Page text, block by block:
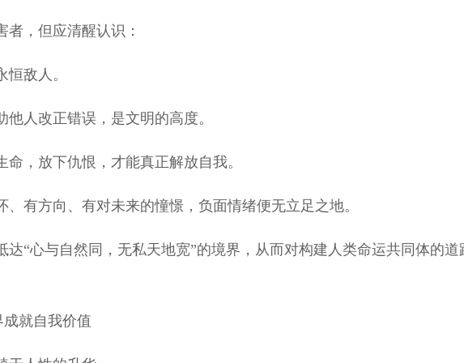
，但应清醒认识：
敌人。
人改正错误，是文明的高度。
，放下仇恨，才能真正解放自我。
方向、有对未来的憧憬，负面情绪便无立足之地。
“心与自然同，无私天地宽”的境界，从而对构建人类命运共同体的道
就自我价值